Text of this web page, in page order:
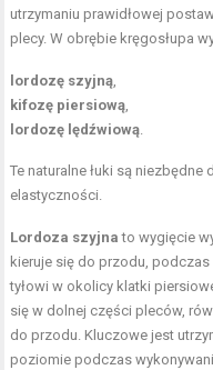
utrzymaniu prawidłowej
plecy. W obrębie kręgosłupa
lordozę szyjną,
kifozę piersiową,
lordozę lędźwiową.
Te naturalne łuki są
elastyczności.
Lordoza szyjna to wygięcie
kieruje się do przodu, podczas
tyłowi w okolicy klatki
się w dolnej części pleców,
do przodu. Kluczowe jest
poziomie podczas